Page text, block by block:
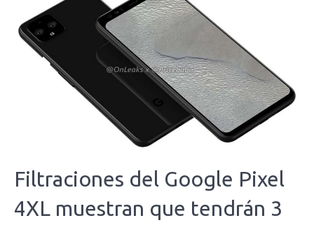
Filtraciones del Google Pixel
4XL muestran que tendrán 3